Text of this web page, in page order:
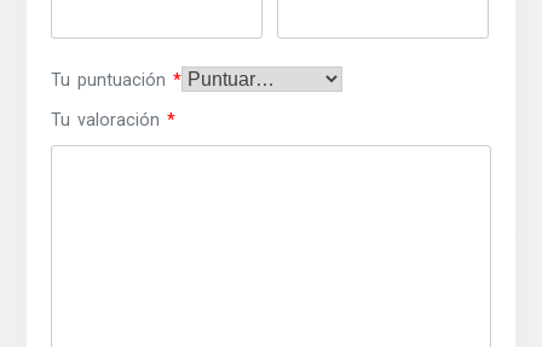
Tu puntuación*
Tu valoración*